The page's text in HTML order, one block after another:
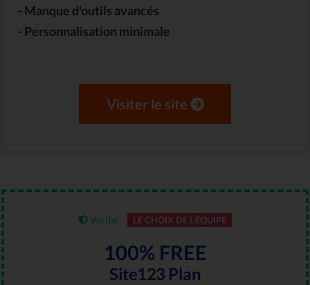
-Manque d'outils avancés
-Personnalisation minimale
Visiter le site
Vérifié LE CHOIX DE L'ÉQUIPE
100% FREE
Site123 Plan